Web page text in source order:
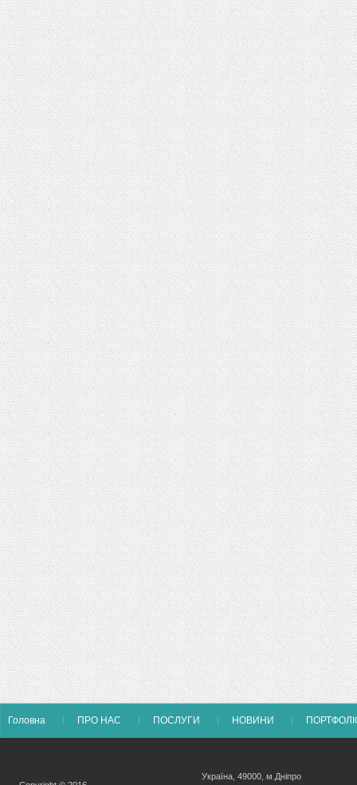
Головна ПРО НАС ПОСЛУГИ НОВИНИ
Україна, 49000, м.Дніпро